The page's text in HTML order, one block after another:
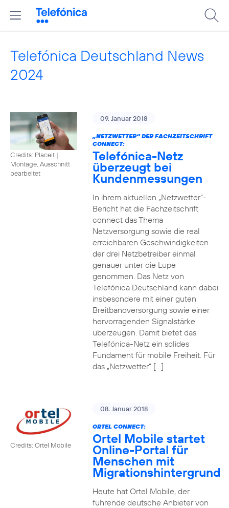
Telefónica Deutschland News
2024
Credits: Placeit |
Montage, Ausschnitt
bearbeitet
09. Januar 2018
„NETZWETTER“ DER FACHZEITSCHRIFT
CONNECT:
Telefónica-Netz
überzeugt bei
Kundenmessungen
In ihrem aktuellen „Netzwetter“-
Bericht hat die Fachzeitschrift
connect das Thema
Netzversorgung sowie die real
erreichbaren Geschwindigkeiten
der drei Netzbetreiber einmal
genauer unter die Lupe
genommen. Das Netz von
Telefónica Deutschland kann dabei
insbesondere mit einer guten
Breitbandversorgung sowie einer
hervorragenden Signalstärke
überzeugen. Damit bietet das
Telefónica-Netz ein solides
Fundament für mobile Freiheit. Für
das „Netzwetter“ […]
Credits: Ortel Mobile
08. Januar 2018
ORTEL CONNECT:
Ortel Mobile startet
Online-Portal für
Menschen mit
Migrationshintergrund
Heute hat Ortel Mobile, der
führende deutsche Anbieter von